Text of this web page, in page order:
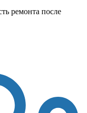
ремонта после